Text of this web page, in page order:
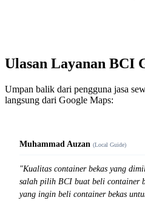
Ulasan Layanan BCI
Umpan balik dari pengguna jasa
langsung dari Google Maps:
Muhammad Auzan (Local Guide)
"Kualitas container bekas yang
salah pilih BCI buat beli container
yang ingin beli container bekas